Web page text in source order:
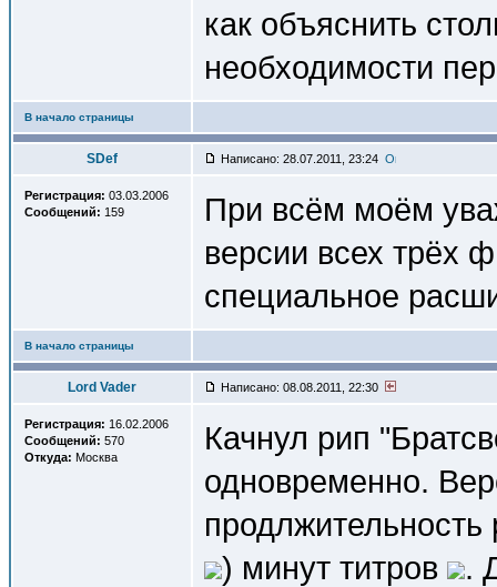
как объяснить
необходимости
В начало страницы
SDef Написано: 28.07.2011, 23:24
Регистрация: 03.03.2006
Сообщений: 159
При всём моём
версии всех трёх
специальное
В начало страницы
Lord Vader Написано: 08.08.2011, 22:30
Регистрация: 16.02.2006
Сообщений: 570
Откуда: Москва
Качнул рип
одновременно.
) минут титров
.